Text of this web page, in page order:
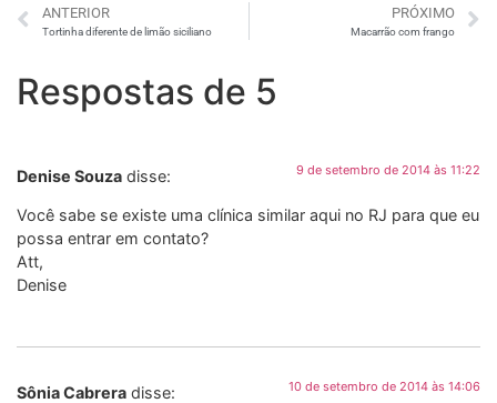
ANTERIOR
Tortinha diferente de limão siciliano
PRÓXIMO
Macarrão com frango
Respostas de 5
Denise Souza disse: 9 de setembro de 2014 às 11:22
Você sabe se existe uma clínica similar aqui no RJ para que eu
possa entrar em contato?
Att,
Denise
Sônia Cabrera disse: 10 de setembro de 2014 às 14:06